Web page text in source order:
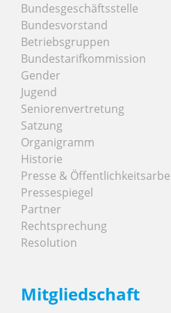
Bundesgeschäftsstelle
Bundesvorstand
Betriebsgruppen
Bundestarifkommission
Gender
Jugend
Seniorenvertretung
Satzung
Organigramm
Historie
Presse &
Pressespiegel
Partner
Rechtsprechung
Resolution
Mitgliedschaft